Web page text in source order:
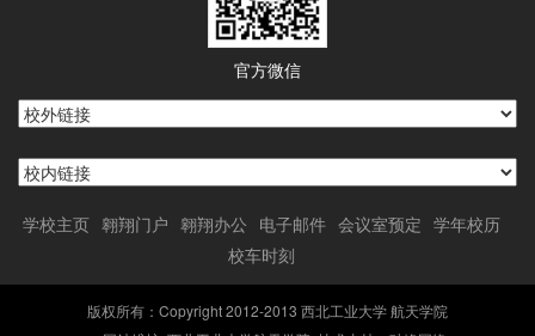
官方微信
学校主页 翱翔门户 翱翔办公 电子邮件 会议室预定 学年校历
校车时刻
版权所有：Copyright 2012-2013 西北工业大学 航天学院